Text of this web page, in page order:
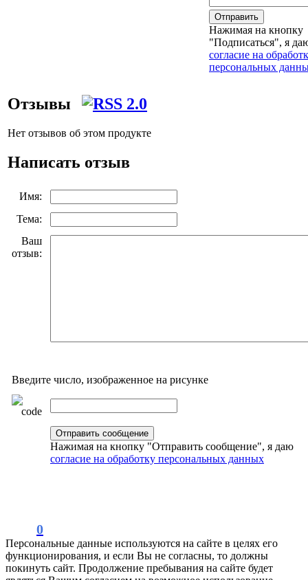
Отправить
Нажимая на кнопку
"Подписаться", я
согласие на
персональных
Отзывы
Нет отзывов об этом продукте
Написать отзыв
Имя:
Тема:
Ваш
отзыв:
Введите число, изображенное на рисунке
Нажимая на кнопку "Отправить сообщение", я даю
согласие на обработку персональных данных
0
Персональные данные используются на сайте в целях его
функционирования, и если Вы не согласны, то должны
покинуть сайт. Продолжение пребывания на сайте будет